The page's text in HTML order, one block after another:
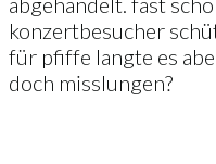
konzertbesucher
für pfiffe langte es
doch misslungen?